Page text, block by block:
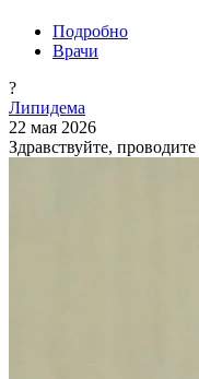
Подробно
Врачи
?
Липидема
22 мая 2026
Здравствуйте,